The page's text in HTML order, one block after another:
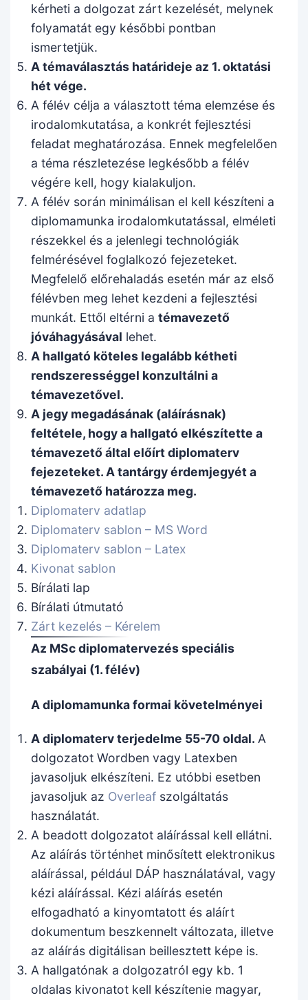
kérheti a dolgozat zárt kezelését, melynek
folyamatát egy későbbi pontban
ismertetjük.
A témaválasztás határideje az 1. oktatási
hét vége.
A félév célja a választott téma elemzése és
irodalomkutatása, a konkrét fejlesztési
feladat meghatározása. Ennek megfelelően
a téma részletezése legkésőbb a félév
végére kell, hogy kialakuljon.
A félév során minimálisan el kell készíteni a
diplomamunka irodalomkutatással, elméleti
részekkel és a jelenlegi technológiák
felmérésével foglalkozó fejezeteket.
Megfelelő előrehaladás esetén már az első
félévben meg lehet kezdeni a fejlesztési
munkát. Ettől eltérni a témavezető
jóváhagyásával lehet.
A hallgató köteles legalább kétheti
rendszerességgel konzultálni a
témavezetővel.
A jegy megadásának (aláírásnak)
feltétele, hogy a hallgató elkészítette a
témavezető által előírt diplomaterv
fejezeteket. A tantárgy érdemjegyét a
témavezető határozza meg.
Diplomaterv adatlap
Diplomaterv sablon – MS Word
Diplomaterv sablon – Latex
Kivonat sablon
Bírálati lap
Bírálati útmutató
Zárt kezelés – Kérelem
Az MSc diplomatervezés speciális
szabályai (1. félév)
A diplomamunka formai követelményei
A diplomaterv terjedelme 55-70 oldal. A
dolgozatot Wordben vagy Latexben
javasoljuk elkészíteni. Ez utóbbi esetben
javasoljuk az Overleaf szolgáltatás
használatát.
A beadott dolgozatot aláírással kell ellátni.
Az aláírás történhet minősített elektronikus
aláírással, például DÁP használatával, vagy
kézi aláírással. Kézi aláírás esetén
elfogadható a kinyomtatott és aláírt
dokumentum beszkennelt változata, illetve
az aláírás digitálisan beillesztett képe is.
A hallgatónak a dolgozatról egy kb. 1
oldalas kivonatot kell készítenie magyar,